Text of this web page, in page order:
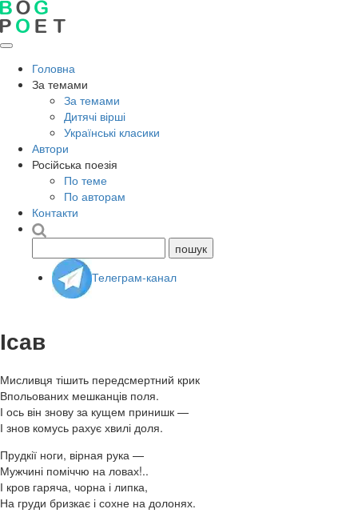
Головна
За темами
За темами
Дитячі вірші
Українські класики
Автори
Російська поезія
По теме
По авторам
Контакти
Телеграм-канал
Ісав
Мисливця тішить передсмертний крик
Впольованих мешканців поля.
І ось він знову за кущем принишк —
І знов комусь рахує хвилі доля.
Прудкії ноги, вірная рука —
Мужчині поміччю на ловах!..
І кров гаряча, чорна і липка,
На груди бризкає і сохне на долонях.